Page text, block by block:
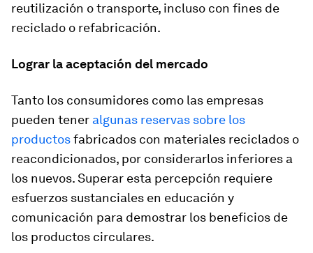
reutilización o transporte, incluso con fines de
reciclado o refabricación.
Lograr la aceptación del mercado
Tanto los consumidores como las empresas
pueden tener algunas reservas sobre los
productosfabricados con materiales reciclados o
reacondicionados, por considerarlos inferiores a
los nuevos. Superar esta percepción requiere
esfuerzos sustanciales en educación y
comunicación para demostrar los beneficios de
los productos circulares.